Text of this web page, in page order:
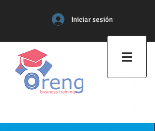
Iniciar sesión